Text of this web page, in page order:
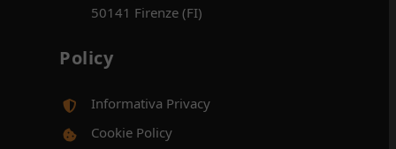
50141 Firenze (FI)
Policy
Informativa Privacy
Cookie Policy